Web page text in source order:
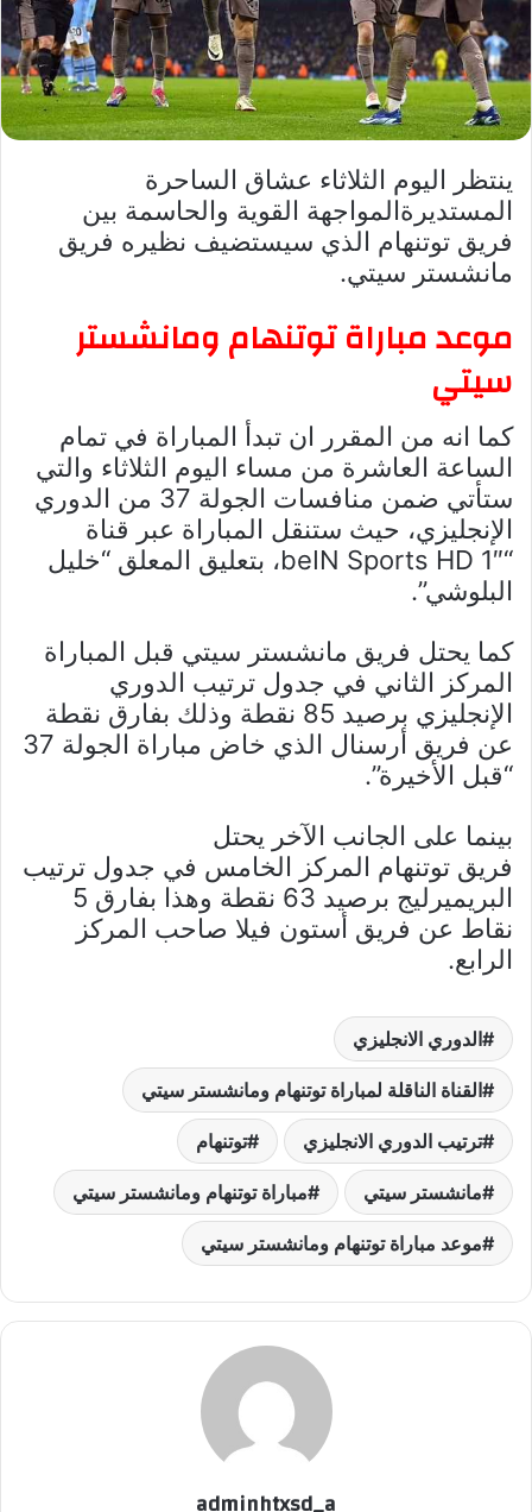
ينتظر اليوم الثلاثاء عشاق الساحرة
المستديرةالمواجهة القوية والحاسمة بين
فريق توتنهام الذي سيستضيف نظيره فريق
مانشستر سيتي.
موعد مباراة توتنهام ومانشستر
سيتي
كما انه من المقرر ان تبدأ المباراة في تمام
الساعة العاشرة من مساء اليوم الثلاثاء والتي
ستأتي ضمن منافسات الجولة 37 من الدوري
الإنجليزي، حيث ستنقل المباراة عبر قناة
“beIN Sports HD 1″، بتعليق المعلق “خليل
البلوشي”.
كما يحتل فريق مانشستر سيتي قبل المباراة
المركز الثاني في جدول ترتيب الدوري
الإنجليزي برصيد 85 نقطة وذلك بفارق نقطة
عن فريق أرسنال الذي خاض مباراة الجولة 37
“قبل الأخيرة”.
بينما على الجانب الآخر يحتل
فريق توتنهام المركز الخامس في جدول ترتيب
البريميرليج برصيد 63 نقطة وهذا بفارق 5
نقاط عن فريق أستون فيلا صاحب المركز
الرابع.
الدوري الانجليزي
القناة الناقلة لمباراة توتنهام ومانشستر سيتي
ترتيب الدوري الانجليزي توتنهام
مانشستر سيتي مباراة توتنهام ومانشستر سيتي
موعد مباراة توتنهام ومانشستر سيتي